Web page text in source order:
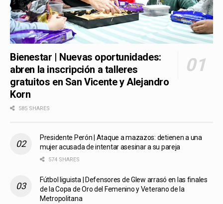
Bienestar | Nuevas oportunidades:
abren la inscripción a talleres
gratuitos en San Vicente y Alejandro
Korn
585 SHARES
Presidente Perón | Ataque a mazazos: detienen a una
mujer acusada de intentar asesinar a su pareja
574 SHARES
Fútbol liguista | Defensores de Glew arrasó en las finales
de la Copa de Oro del Femenino y Veterano de la
Metropolitana